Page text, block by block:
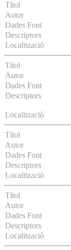
Títol
Autor
Dades Font
Descriptors
Localització
Títol
Autor
Dades Font
Descriptors
Localització
Títol
Autor
Dades Font
Descriptors
Localització
Títol
Autor
Dades Font
Descriptors
Localització